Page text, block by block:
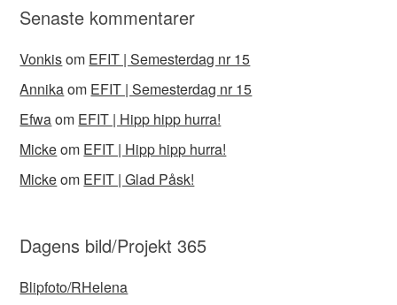
Senaste kommentarer
Vonkisom EFIT | Semesterdag nr 15
Annikaom EFIT | Semesterdag nr 15
Efwaom EFIT | Hipp hipp hurra!
Mickeom EFIT | Hipp hipp hurra!
Mickeom EFIT | Glad Påsk!
Dagens bild/Projekt 365
Blipfoto/RHelena